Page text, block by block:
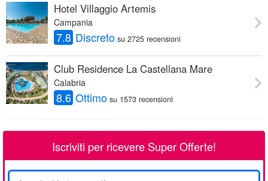
Hotel Villaggio Artemis
Campania
7.8 Discreto su 2725 recensioni
Club Residence La Castellana Mare
Calabria
8.6 Ottimo su 1573 recensioni
Iscriviti per ricevere Super Offerte!
La